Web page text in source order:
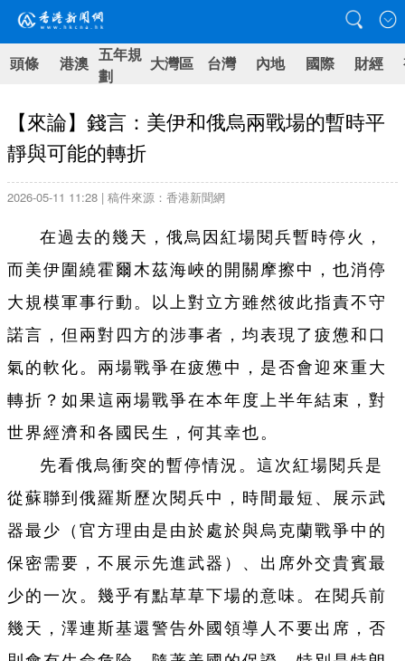
頭條 港澳 五年規
劃
大灣區 台灣 內地 國際 財經
【來論】錢言：美伊和俄烏兩戰場的暫時平
靜與可能的轉折
2026-05-11 11:28 | 稿件來源：香港新聞網
在過去的幾天，俄烏因紅場閱兵暫時停火，
而美伊圍繞霍爾木茲海峽的開關摩擦中，也消停
大規模軍事行動。以上對立方雖然彼此指責不守
諾言，但兩對四方的涉事者，均表現了疲憊和口
氣的軟化。兩場戰爭在疲憊中，是否會迎來重大
轉折？如果這兩場戰爭在本年度上半年結束，對
世界經濟和各國民生，何其幸也。
先看俄烏衝突的暫停情況。這次紅場閱兵是
從蘇聯到俄羅斯歷次閱兵中，時間最短、展示武
器最少（官方理由是由於處於與烏克蘭戰爭中的
保密需要，不展示先進武器）、出席外交貴賓最
少的一次。幾乎有點草草下場的意味。在閱兵前
幾天，澤連斯基還警告外國領導人不要出席，否